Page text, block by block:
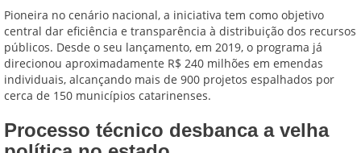
Pioneira no cenário nacional, a iniciativa tem como objetivo
central dar eficiência e transparência à distribuição dos recursos
públicos. Desde o seu lançamento, em 2019, o programa já
direcionou aproximadamente R$ 240 milhões em emendas
individuais, alcançando mais de 900 projetos espalhados por
cerca de 150 municípios catarinenses.
Processo técnico desbanca a velha